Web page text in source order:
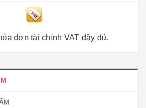
đơn tài chính VAT đầy đủ.